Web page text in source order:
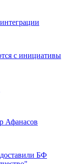
с инициативы
Афанасов
БФ